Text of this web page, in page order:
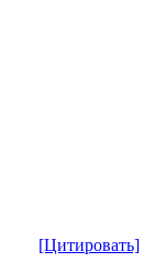
[Цитировать]